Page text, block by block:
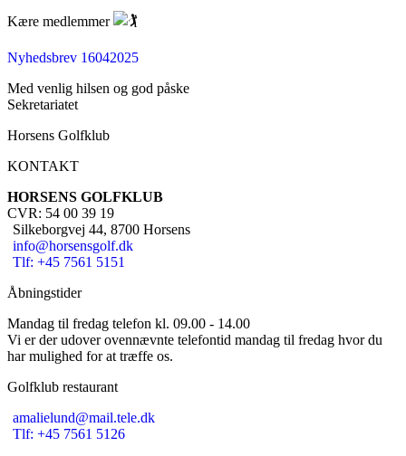
Kære medlemmer
Nyhedsbrev 16042025
Med venlig hilsen og god påske
Sekretariatet
Horsens Golfklub
KONTAKT
HORSENS GOLFKLUB
CVR: 54 00 39 19
Silkeborgvej 44, 8700 Horsens
info@horsensgolf.dk
Tlf: +45 7561 5151
Åbningstider
Mandag til fredag telefon kl. 09.00 - 14.00
Vi er der udover ovennævnte telefontid mandag til fredag hvor du
har mulighed for at træffe os.
Golfklub restaurant
amalielund@mail.tele.dk
Tlf: +45 7561 5126